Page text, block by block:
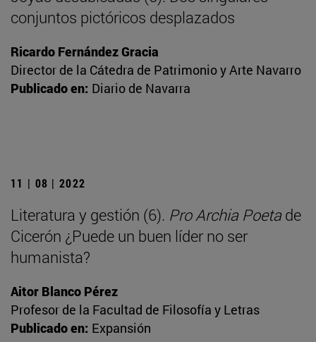
conjuntos pictóricos desplazados
Ricardo Fernández Gracia
Director de la Cátedra de Patrimonio y Arte Navarro
Publicado en: Diario de Navarra
11 | 08 | 2022
Literatura y gestión (6). Pro Archia Poetade
Cicerón ¿Puede un buen líder no ser
humanista?
Aitor Blanco Pérez
Profesor de la Facultad de Filosofía y Letras
Publicado en: Expansión